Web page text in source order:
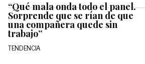
“Qué mala onda todo el panel.
Sorprende que se rían de que
una compañera quede sin
trabajo”
TENDENCIA